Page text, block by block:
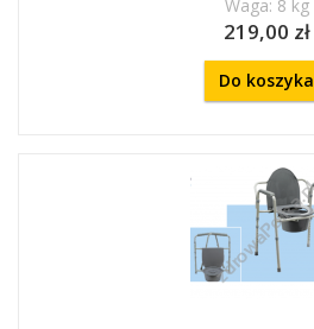
Waga: 8 kg
219,00 zł
Do koszyka